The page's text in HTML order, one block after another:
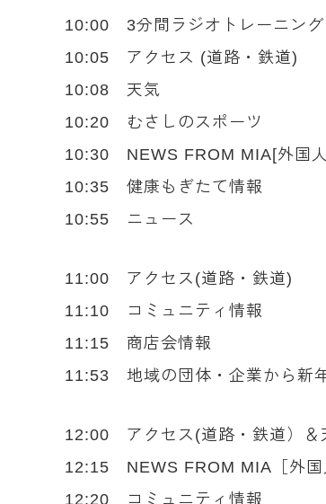
10:00 3分間ラジオトレーニング
10:05 アクセス (道路・鉄道)
10:08 天気
10:20 むさしのスポーツ
10:30 NEWS FROM MIA[外国
10:35 健康もぎたて情報
10:55 ニュース
11:00 アクセス(道路・鉄道)
11:10 コミュニティ情報
11:15 商店会情報
11:53 地域の団体・企業から新
12:00 アクセス(道路・鉄道）＆
12:15 NEWS FROM MIA［外国
12:20 コミュニティ情報